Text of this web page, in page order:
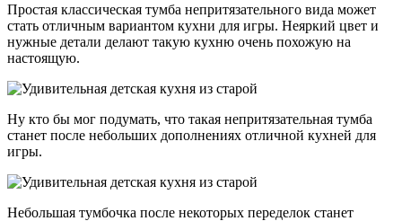
Простая классическая тумба непритязательного вида может
стать отличным вариантом кухни для игры. Неяркий цвет и
нужные детали делают такую кухню очень похожую на
настоящую.
Ну кто бы мог подумать, что такая непритязательная тумба
станет после небольших дополнениях отличной кухней для
игры.
Небольшая тумбочка после некоторых переделок станет